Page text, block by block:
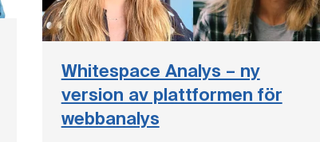
Whitespace Analys – ny
version av plattformen för
webbanalys